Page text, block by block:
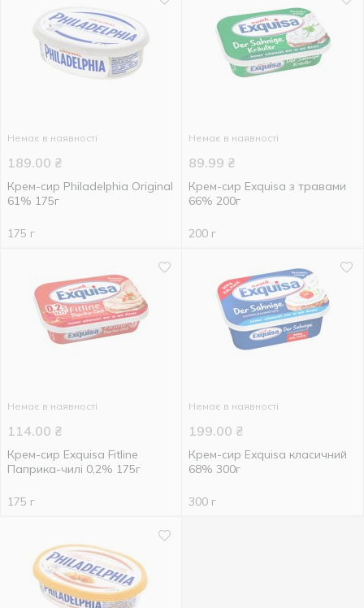
Немає в наявності
189.00 ₴
Крем-сир Philadelphia Original
61% 175г
175 г
Немає в наявності
89.99 ₴
Крем-сир Exquisa з травами
66% 200г
200 г
Немає в наявності
114.00 ₴
Крем-сир Exquisa Fitline
Паприка-чилі 0,2% 175г
175 г
Немає в наявності
199.00 ₴
Крем-сир Exquisa класичний
68% 300г
300 г